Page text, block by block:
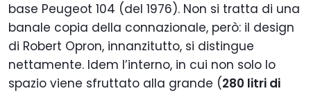
base Peugeot 104 (del 1976). Non si tratta di una
banale copia della connazionale, però: il design
di Robert Opron, innanzitutto, si distingue
nettamente. Idem l’interno, in cui non solo lo
spazio viene sfruttato alla grande (280 litri di